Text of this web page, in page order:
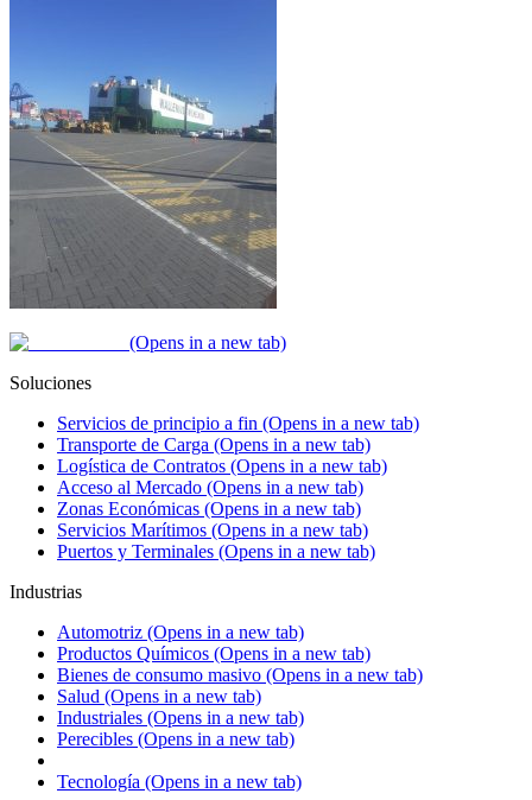
(Opens in a new tab)
Soluciones
Servicios de principio a fin (Opens in a new tab)
Transporte de Carga (Opens in a new tab)
Logística de Contratos (Opens in a new tab)
Acceso al Mercado (Opens in a new tab)
Zonas Económicas (Opens in a new tab)
Servicios Marítimos (Opens in a new tab)
Puertos y Terminales (Opens in a new tab)
Industrias
Automotriz (Opens in a new tab)
Productos Químicos (Opens in a new tab)
Bienes de consumo masivo (Opens in a new tab)
Salud (Opens in a new tab)
Industriales (Opens in a new tab)
Perecibles (Opens in a new tab)
Tecnología (Opens in a new tab)